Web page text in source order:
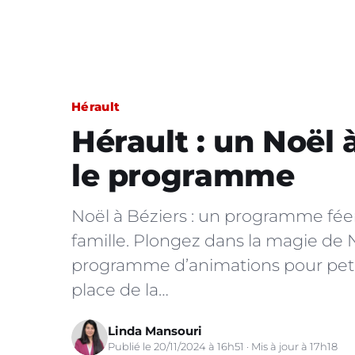
Hérault
Hérault : un Noël
le programme
Noël à Béziers : un programme
famille. Plongez dans la magie de
programme d’animations pour
place de la…
Linda Mansouri
Publié le 20/11/2024 à 16h51 · Mis à jour à 17h18